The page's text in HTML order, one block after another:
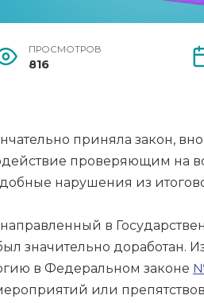
ПРОСМОТРОВ
816
приняла
проверяющим на
нарушения из
направленный в
значительно доработан.
в Федеральном законе
или